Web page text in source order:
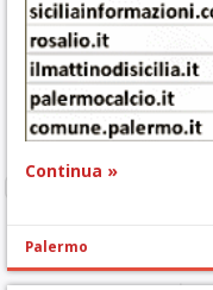
Continua »
Palermo